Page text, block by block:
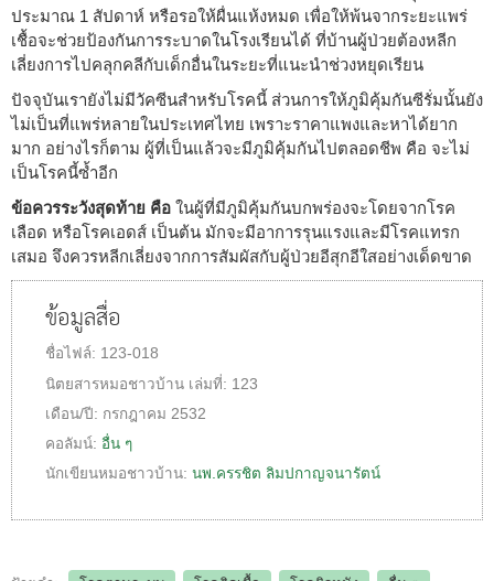
ประมาณ 1 สัปดาห์ หรือรอให้ผื่นแห้งหมด เพื่อให้พ้นจากระยะแพร่
เชื้อจะช่วยป้องกันการระบาดในโรงเรียนได้ ที่บ้านผู้ป่วยต้องหลีก
เลี่ยงการไปคลุกคลีกับเด็กอื่นในระยะที่แนะนำช่วงหยุดเรียน
ปัจจุบันเรายังไม่มีวัคซีนสำหรับโรคนี้ ส่วนการให้ภูมิคุ้มกันซีรั่มนั้นยัง
ไม่เป็นที่แพร่หลายในประเทศไทย เพราะราคาแพงและหาได้ยาก
มาก อย่างไรก็ตาม ผู้ที่เป็นแล้วจะมีภูมิคุ้มกันไปตลอดชีพ คือ จะไม่
เป็นโรคนี้ซ้ำอีก
ข้อควรระวังสุดท้าย คือ ในผู้ที่มีภูมิคุ้มกันบกพร่องจะโดยจากโรค
เลือด หรือโรคเอดส์ เป็นต้น มักจะมีอาการรุนแรงและมีโรคแทรก
เสมอ จึงควรหลีกเลี่ยงจากการสัมผัสกับผู้ป่วยอีสุกอีใสอย่างเด็ดขาด
ข้อมูลสื่อ
ชื่อไฟล์: 123-018
นิตยสารหมอชาวบ้าน เล่มที่: 123
เดือน/ปี: กรกฎาคม 2532
คอลัมน์: อื่น ๆ
นักเขียนหมอชาวบ้าน: นพ.ครรชิต ลิมปกาญจนารัตน์